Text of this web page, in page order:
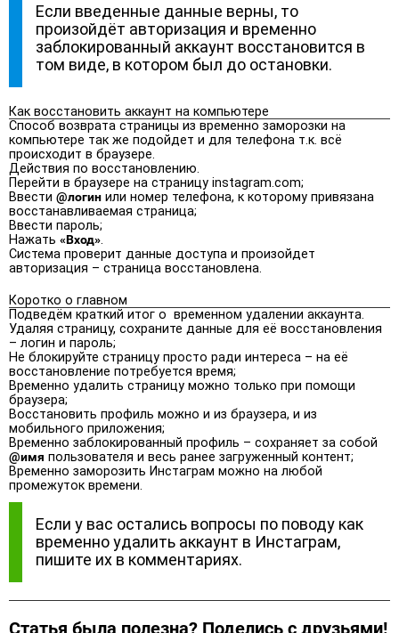
Если введенные данные верны, то
произойдёт авторизация и временно
заблокированный аккаунт восстановится в
том виде, в котором был до остановки.
Как восстановить аккаунт на компьютере
Способ возврата страницы из временно заморозки на
компьютере так же подойдет и для телефона т.к. всё
происходит в браузере.
Действия по восстановлению.
Перейти в браузере на страницу instagram.com;
Ввести @логин или номер телефона, к которому привязана
восстанавливаемая страница;
Ввести пароль;
Нажать «Вход».
Система проверит данные доступа и произойдет
авторизация – страница восстановлена.
Коротко о главном
Подведём краткий итог о временном удалении аккаунта.
Удаляя страницу, сохраните данные для её восстановления
– логин и пароль;
Не блокируйте страницу просто ради интереса – на её
восстановление потребуется время;
Временно удалить страницу можно только при помощи
браузера;
Восстановить профиль можно и из браузера, и из
мобильного приложения;
Временно заблокированный профиль – сохраняет за собой
@имя пользователя и весь ранее загруженный контент;
Временно заморозить Инстаграм можно на любой
промежуток времени.
Если у вас остались вопросы по поводу как
временно удалить аккаунт в Инстаграм,
пишите их в комментариях.
Статья была полезна? Поделись с друзьями!